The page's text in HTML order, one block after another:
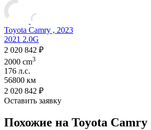
Toyota Camry , 2023
2021 2.0G
2 020 842 ₽
2000 cm3
176 л.с.
56800 км
2 020 842 ₽
Оставить заявку
Похожие на Toyota Camry